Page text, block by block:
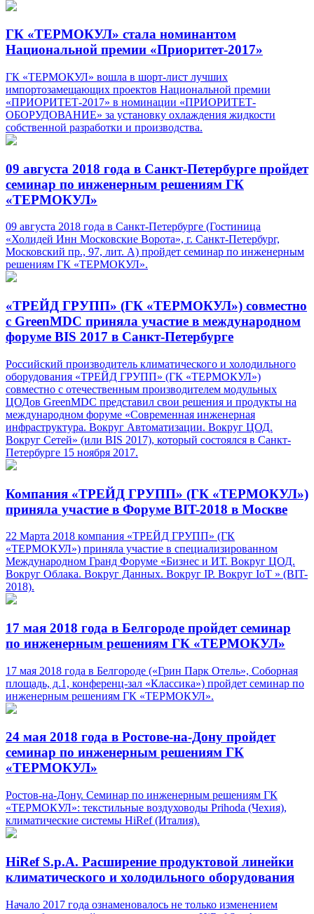
ГК «ТЕРМОКУЛ» стала номинантом
Национальной премии «Приоритет-2017»
ГК «ТЕРМОКУЛ» вошла в шорт-лист лучших
импортозамещающих проектов Национальной премии
«ПРИОРИТЕТ-2017» в номинации «ПРИОРИТЕТ-
ОБОРУДОВАНИЕ» за установку охлаждения жидкости
собственной разработки и производства.
09 августа 2018 года в Санкт-Петербурге пройдет
семинар по инженерным решениям ГК
«ТЕРМОКУЛ»
09 августа 2018 года в Санкт-Петербурге (Гостиница
«Холидей Инн Московские Ворота», г. Санкт-Петербург,
Московский пр., 97, лит. А) пройдет семинар по инженерным
решениям ГК «ТЕРМОКУЛ».
«ТРЕЙД ГРУПП» (ГК «ТЕРМОКУЛ») совместно
с GreenMDC приняла участие в международном
форуме BIS 2017 в Санкт-Петербурге
Российский производитель климатического и холодильного
оборудования «ТРЕЙД ГРУПП» (ГК «ТЕРМОКУЛ»)
совместно с отечественным производителем модульных
ЦОДов GreenMDC представил свои решения и продукты на
международном форуме «Современная инженерная
инфраструктура. Вокруг Автоматизации. Вокруг ЦОД.
Вокруг Сетей» (или BIS 2017), который состоялся в Санкт-
Петербурге 15 ноября 2017.
Компания «ТРЕЙД ГРУПП» (ГК «ТЕРМОКУЛ»)
приняла участие в Форуме BIT-2018 в Москве
22 Марта 2018 компания «ТРЕЙД ГРУПП» (ГК
«ТЕРМОКУЛ») приняла участие в специализированном
Международном Гранд Форуме «Бизнес и ИТ. Вокруг ЦОД.
Вокруг Облака. Вокруг Данных. Вокруг IP. Вокруг IoT » (BIT-
2018).
17 мая 2018 года в Белгороде пройдет семинар
по инженерным решениям ГК «ТЕРМОКУЛ»
17 мая 2018 года в Белгороде («Грин Парк Отель», Соборная
площадь, д.1, конференц-зал «Классика») пройдет семинар по
инженерным решениям ГК «ТЕРМОКУЛ».
24 мая 2018 года в Ростове-на-Дону пройдет
семинар по инженерным решениям ГК
«ТЕРМОКУЛ»
Ростов-на-Дону. Семинар по инженерным решениям ГК
«ТЕРМОКУЛ»: текстильные воздуховоды Prihoda (Чехия),
климатические системы HiRef (Италия).
HiRef S.p.A. Расширение продуктовой линейки
климатического и холодильного оборудования
Начало 2017 года ознаменовалось не только изменением